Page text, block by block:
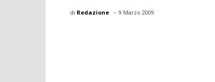
di Redazione - 9 Marzo 2009